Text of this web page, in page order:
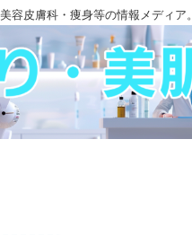
容皮膚科・痩身等の情報メディア。